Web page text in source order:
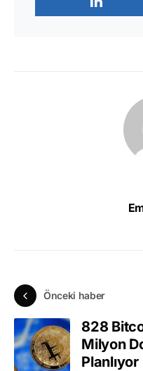
Önceki haber
828
Milyon
Planlıyor